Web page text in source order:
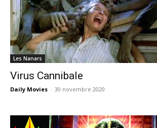
Les Nanars
Virus Cannibale
Daily Movies - 30 novembre 2020